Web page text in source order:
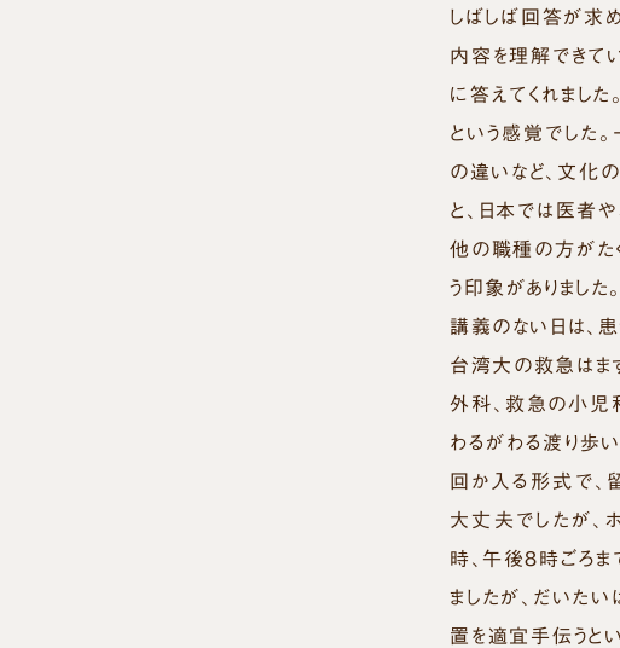
しばしば回答が求
内容を理解できて
に答えてくれまし
という感覚でした
の違いなど、文化
と、日本では医者
他の職種の方がた
う印象がありました。
講義のない日は、
台湾大の救急はま
外科、救急の小児
わるがわる渡り歩
回か入る形式で
大丈夫でしたが、
時、午後８時ごろ
ましたが、だいた
置を適宜手伝うと